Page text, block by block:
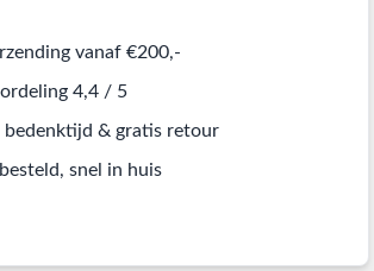
vanaf €200,-
4,4 / 5
bedenktijd & gratis retour
snel in huis